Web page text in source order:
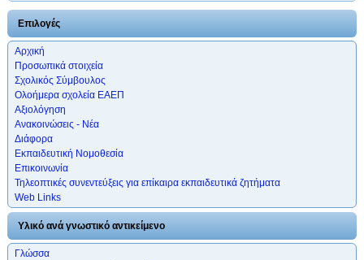
Επιλογές
Αρχική
Προσωπικά στοιχεία
Σχολικός Σύμβουλος
Ολοήμερα σχολεία ΕΑΕΠ
Αξιολόγηση
Ανακοινώσεις - Νέα
Διάφορα
Εκπαιδευτική Νομοθεσία
Επικοινωνία
Τηλεοπτικές συνεντεύξεις για επίκαιρα εκπαιδευτικά ζητήματα
Web Links
Υλικό ανά γνωστικό αντικείμενο
Γλώσσα